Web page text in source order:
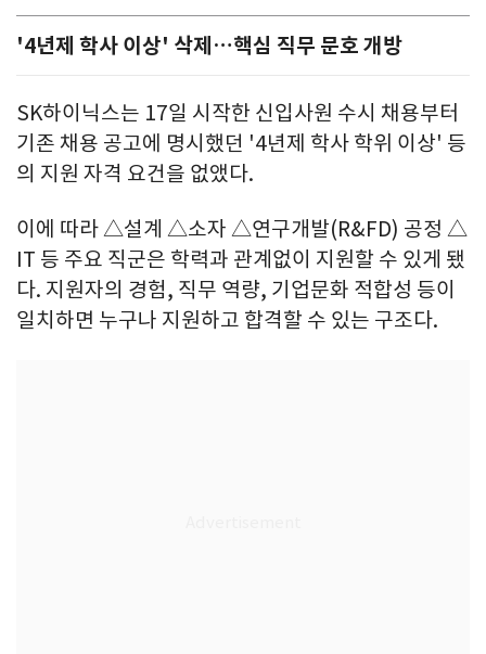
'4년제 학사 이상' 삭제…핵심 직무 문호 개방
SK하이닉스는 17일 시작한 신입사원 수시 채용부터
기존 채용 공고에 명시했던 '4년제 학사 학위 이상' 등
의 지원 자격 요건을 없앴다.
이에 따라 △설계 △소자 △연구개발(R&FD) 공정 △
IT 등 주요 직군은 학력과 관계없이 지원할 수 있게 됐
다. 지원자의 경험, 직무 역량, 기업문화 적합성 등이
일치하면 누구나 지원하고 합격할 수 있는 구조다.